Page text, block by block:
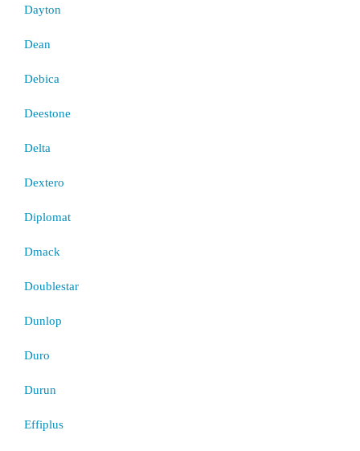
Dayton
Dean
Debica
Deestone
Delta
Dextero
Diplomat
Dmack
Doublestar
Dunlop
Duro
Durun
Effiplus